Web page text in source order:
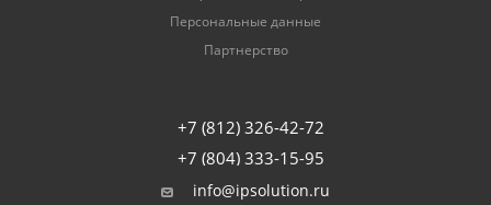
Персональные данные
Партнерство
+7 (812) 326-42-72
+7 (804) 333-15-95
info@ipsolution.ru